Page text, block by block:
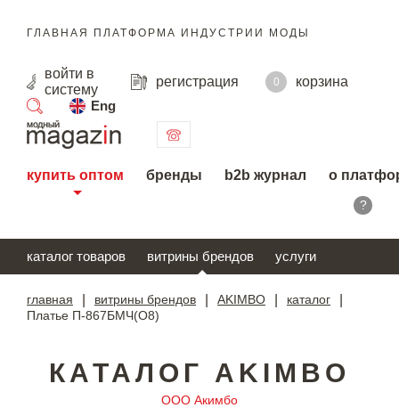
ГЛАВНАЯ ПЛАТФОРМА ИНДУСТРИИ МОДЫ
войти в
систему
регистрация 0
корзина
Eng
поиск
купить оптом бренды b2b журнал о
?
каталог товаров витрины брендов услуги
главная витрины брендов AKIMBO каталог
Платье П-867БМЧ(О8)
КАТАЛОГ AKIMBO
ООО Акимбо